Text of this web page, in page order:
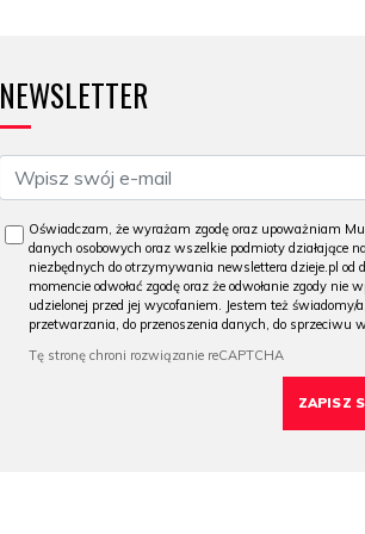
NEWSLETTER
Oświadczam, że wyrażam zgodę oraz upoważniam
danych osobowych oraz wszelkie podmioty działające
niezbędnych do otrzymywania newslettera dzieje.pl od
momencie odwołać zgodę oraz że odwołanie zgody
udzielonej przed jej wycofaniem. Jestem też
przetwarzania, do przenoszenia danych, do sprzeciwu